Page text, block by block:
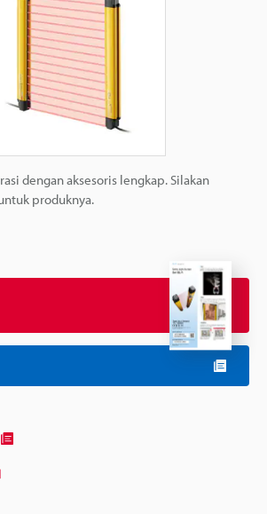
dengan aksesoris lengkap. Silakan
produknya.